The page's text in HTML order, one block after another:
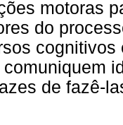
motoras
do
de fazê-